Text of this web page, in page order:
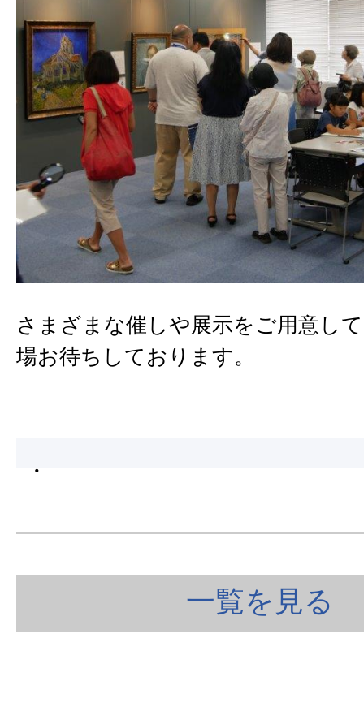
さまざまな催しや展示をご用意し
場お待ちしております。
一覧を見る